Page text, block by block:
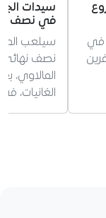
في
سيدات
في نصف
سيلعب
نصف نهائي
المالاوي،
الغانيات،